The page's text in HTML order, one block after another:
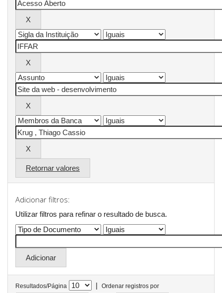
Retornar valores
Adicionar filtros:
Utilizar filtros para refinar o resultado de busca.
Resultados/Página |
Ordenar registros por